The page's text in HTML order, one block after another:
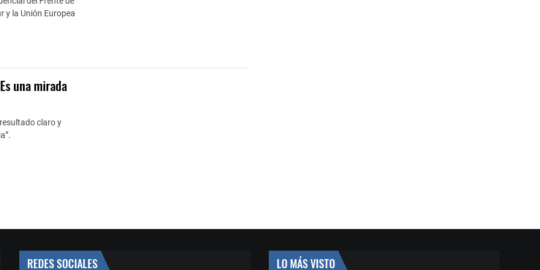
y la Unión Europea
una mirada
claro y
REDES SOCIALES LO MÁS VISTO